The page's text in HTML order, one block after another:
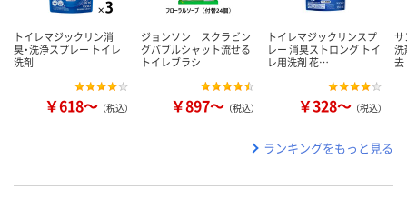
トイレマジックリン消
臭・洗浄スプレー トイレ
洗剤
￥618～ （税込）
ジョンソン スクラビン
グバブルシャット流せる
トイレブラシ
￥897～ （税込）
トイレマジックリンスプ
レー 消臭ストロング トイ
レ用洗剤 花…
￥328～ （税込）
サ
洗
去
ランキングをもっと見る